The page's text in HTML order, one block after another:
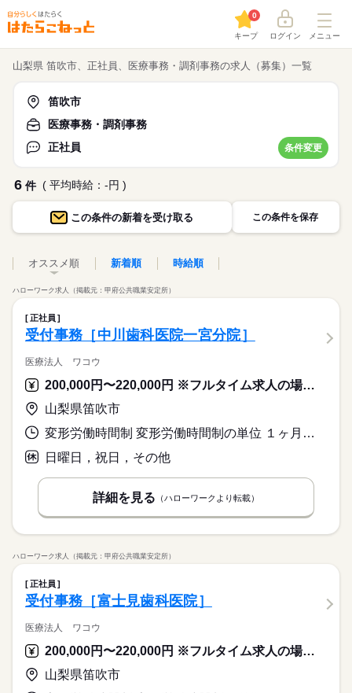
キープ
0
ログイン メニュー
山梨県 笛吹市、正社員、医療事務・調剤事務の求人（募集）一覧
笛吹市
医療事務・調剤事務
正社員
条件変更
6 件 ( 平均時給：-円 )
この条件の新着を受け取る この条件を保存
オススメ順 新着順 時給順
ハローワーク求人（掲載元：甲府公共職業安定所）
正社員
受付事務［中川歯科医院一宮分院］
医療法人 ワコウ
200,000円〜220,000円 ※フルタイム求人の場合は月額（換算額）、パート求人の場合は時間額を表示しています。
山梨県笛吹市
変形労働時間制 変形労働時間制の単位 １ヶ月単位 就業時間１ 8時00分〜19時30分 就業時間２ 8時00分〜13時00分 就業時間に関する特記事項 （１）火・水曜日／休憩６０分 １３：００～１４：００
日曜日，祝日，その他
詳細を見る （ハローワークより転載）
ハローワーク求人（掲載元：甲府公共職業安定所）
正社員
受付事務［富士見歯科医院］
医療法人 ワコウ
200,000円〜220,000円 ※フルタイム求人の場合は月額（換算額）、パート求人の場合は時間額を表示しています。
山梨県笛吹市